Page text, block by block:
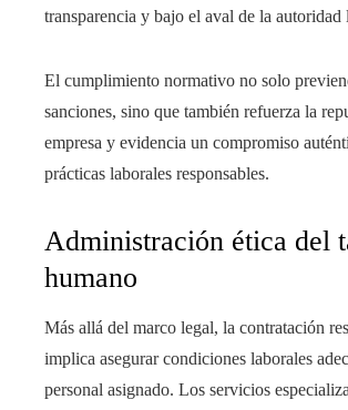
transparencia y bajo el aval de la autoridad
El cumplimiento normativo no solo
sanciones, sino que también refuerza la
empresa y evidencia un compromiso
prácticas laborales responsables.
Administración ética del
humano
Más allá del marco legal, la contratación
implica asegurar condiciones laborales
personal asignado. Los servicios